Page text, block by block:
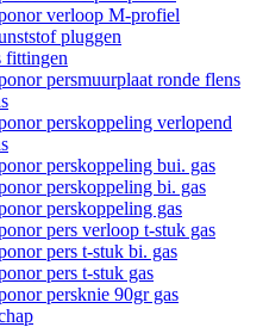
verloop M-profiel
pluggen
fittingen
persmuurplaat ronde flens
perskoppeling verlopend
perskoppeling bui. gas
perskoppeling bi. gas
perskoppeling gas
pers verloop t-stuk gas
pers t-stuk bi. gas
pers t-stuk gas
persknie 90gr gas